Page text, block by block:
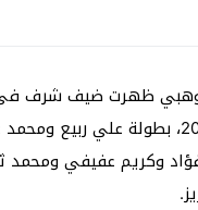
وهبي ظهرت ضيف شرف في
الصادر عام 2017، بطولة علي
وكريم عفيفي ومحمد